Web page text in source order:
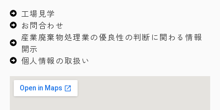
工場見学
お問合わせ
産業廃棄物処理業の優良性の判断に関わる情報
開示
個人情報の取扱い